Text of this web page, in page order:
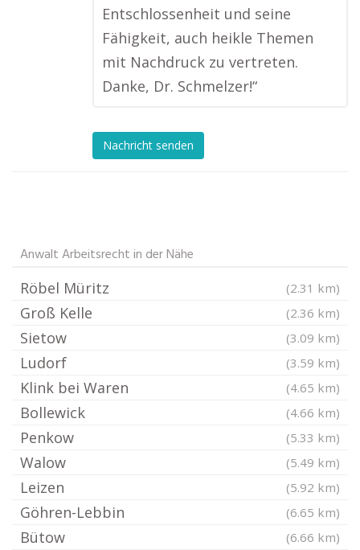
Entschlossenheit und seine
Fähigkeit, auch heikle Themen
mit Nachdruck zu vertreten.
Danke, Dr. Schmelzer!“
Nachricht senden
Anwalt Arbeitsrecht in der Nähe
Röbel Müritz (2.31 km)
Groß Kelle (2.36 km)
Sietow (3.09 km)
Ludorf (3.59 km)
Klink bei Waren (4.65 km)
Bollewick (4.66 km)
Penkow (5.33 km)
Walow (5.49 km)
Leizen (5.92 km)
Göhren-Lebbin (6.65 km)
Bütow (6.66 km)